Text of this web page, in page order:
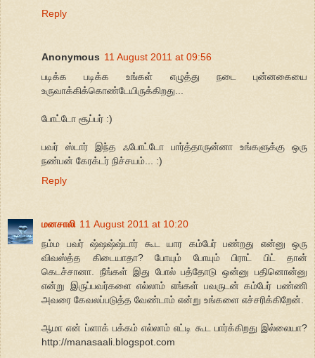
Reply
Anonymous 11 August 2011 at 09:56
படிக்க படிக்க உங்கள் எழுத்து நடை புன்னகையை
உருவாக்கிக்கொண்டேயிருக்கிறது...
போட்டோ சூப்பர் :)
பவர் ஸ்டார் இந்த ஃபோட்டோ பார்த்தாருன்னா உங்களுக்கு ஒரு
நண்பன் கேரக்டர் நிச்சயம்... :)
Reply
மனசாலி 11 August 2011 at 10:20
நம்ம பவர் ஷ்ஷஷ்ஷ்டார் கூட யார கம்பேர் பண்றது என்னு ஒரு
விவஸ்த்த கிடையாதா? போயும் போயும் பிராட் பிட் தான்
கெடச்சானா. நீங்கள் இது போல் பத்தோடு ஒன்னு பதினொன்னு
என்று இருப்பவர்களை எல்லாம் எங்கள் பவருடன் கம்பேர் பண்ணி
அவரை கேவலப்படுத்த வேண்டாம் என்று உங்களை எச்சரிக்கிறேன்.
ஆமா என் ப்ளாக் பக்கம் எல்லாம் எட்டி கூட பார்க்கிறது இல்லையா?
http://manasaali.blogspot.com